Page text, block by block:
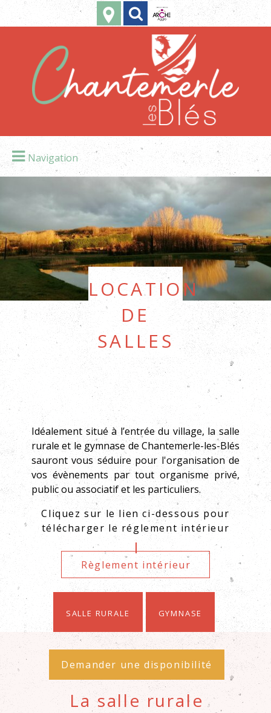
Navigation
Location
de
salles
Idéalement situé à l’entrée du village, la salle
rurale et le gymnase de Chantemerle-les-Blés
sauront vous séduire pour l'organisation de
vos évènements par tout organisme privé,
public ou associatif et les particuliers.
Cliquez sur le lien ci-dessous pour
télécharger le réglement intérieur
Règlement intérieur
Salle rurale Gymnase
Demander une disponibilité
La salle rurale